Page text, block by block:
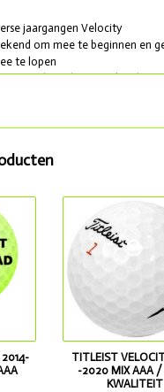
jaargangen Velocity
om mee te beginnen en
te lopen
en geleverdmet AA kwaliteit
TITLEIST
-2020 MIX AAA /
KWALITEIT